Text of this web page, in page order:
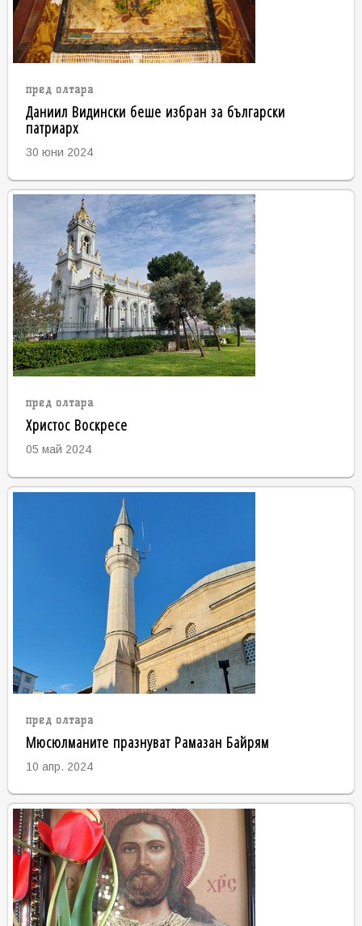
пред олтара
Даниил Видински беше избран за български
патриарх
30 юни 2024
пред олтара
Христос Воскресе
05 май 2024
пред олтара
Мюсюлманите празнуват Рамазан Байрям
10 апр. 2024